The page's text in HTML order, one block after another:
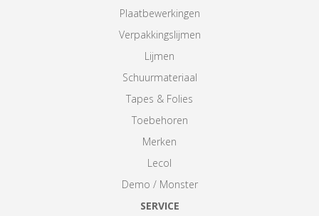
Plaatbewerkingen
Verpakkingslijmen
Lijmen
Schuurmateriaal
Tapes & Folies
Toebehoren
Merken
Lecol
Demo / Monster
SERVICE